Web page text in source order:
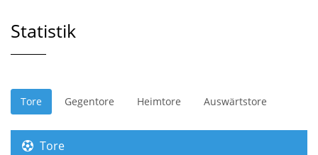
Statistik
Tore Gegentore Heimtore Auswärtstore
Tore